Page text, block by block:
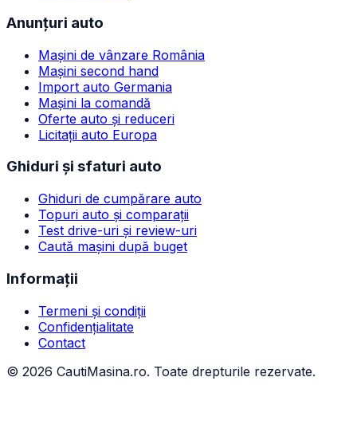
Anunțuri auto
Mașini de vânzare România
Mașini second hand
Import auto Germania
Mașini la comandă
Oferte auto și reduceri
Licitații auto Europa
Ghiduri și sfaturi auto
Ghiduri de cumpărare auto
Topuri auto și comparații
Test drive-uri și review-uri
Caută mașini după buget
Informații
Termeni și condiții
Confidențialitate
Contact
© 2026 CautiMasina.ro. Toate drepturile rezervate.